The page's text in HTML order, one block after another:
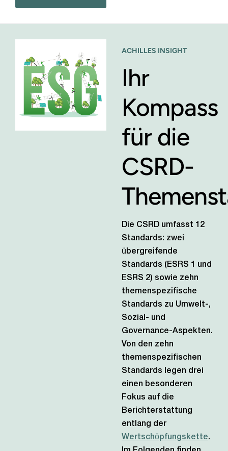
ACHILLES INSIGHT
Ihr
Kompass
für die
CSRD-
Die CSRD umfasst 12
Standards: zwei
übergreifende
Standards (ESRS 1 und
ESRS 2) sowie zehn
themenspezifische
Standards zu Umwelt-,
Sozial- und
Governance-Aspekten.
Von den zehn
themenspezifischen
Standards legen drei
einen besonderen
Fokus auf die
Berichterstattung
entlang der
Wertschöpfungskette.